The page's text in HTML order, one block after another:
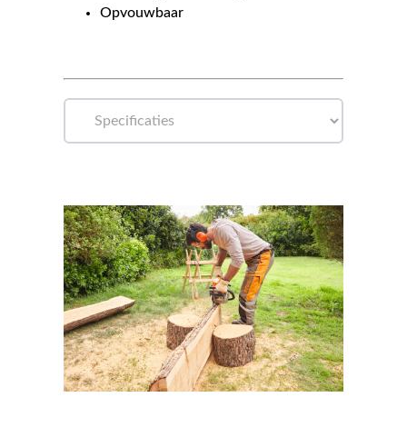
Opvouwbaar